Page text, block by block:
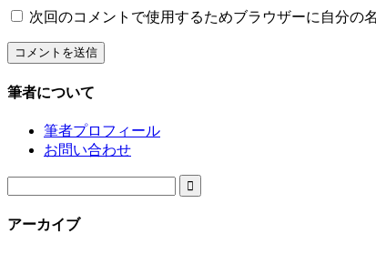
次回のコメントで使用するためブラウザーに自分の
筆者について
筆者プロフィール
お問い合わせ

アーカイブ